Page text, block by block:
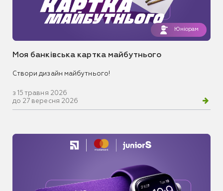
Юніорам
Моя банківська картка майбутнього
Створи дизайн майбутнього!
з 15 травня 2026
до 27 вересня 2026